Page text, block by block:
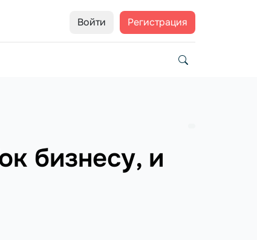
Войти Регистрация
бизнесу, и